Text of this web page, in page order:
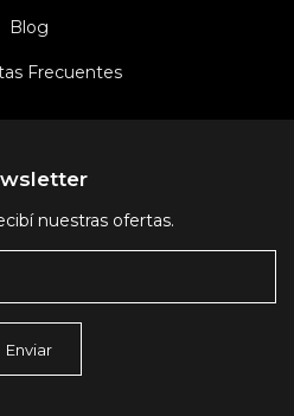
Blog
Frecuentes
nuestras ofertas.